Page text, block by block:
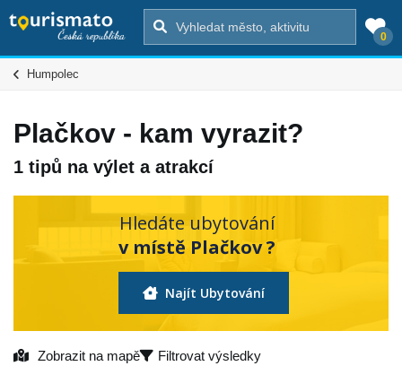
0
Humpolec
Plačkov - kam vyrazit?
1 tipů na výlet a atrakcí
Hledáte ubytování
v místě Plačkov ?
Najít Ubytování
Zobrazit na mapě Filtrovat výsledky